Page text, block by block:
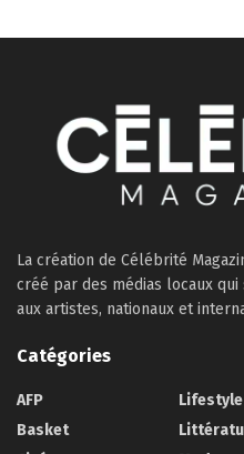
La création de Célébrité
créé par des médias locaux qui
aux artistes, nationaux et
Catégories
AFP
Basket
Lifestyle